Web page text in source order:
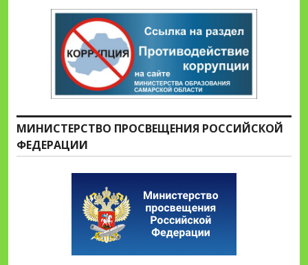
МИНИСТЕРСТВО ПРОСВЕЩЕНИЯ РОССИЙСКОЙ
ФЕДЕРАЦИИ